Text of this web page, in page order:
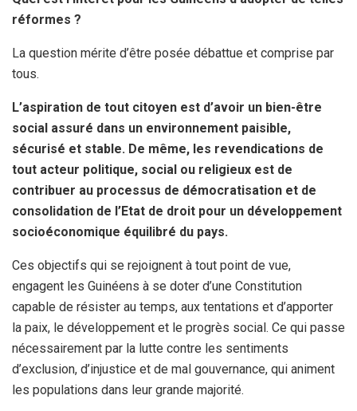
réformes ?
La question mérite d’être posée débattue et comprise par
tous.
L’aspiration de tout citoyen est d’avoir un bien-être
social assuré dans un environnement paisible,
sécurisé et stable. De même, les revendications de
tout acteur politique, social ou religieux est de
contribuer au processus de démocratisation et de
consolidation de l’Etat de droit pour un développement
socioéconomique équilibré du pays.
Ces objectifs qui se rejoignent à tout point de vue,
engagent les Guinéens à se doter d’une Constitution
capable de résister au temps, aux tentations et d’apporter
la paix, le développement et le progrès social. Ce qui passe
nécessairement par la lutte contre les sentiments
d’exclusion, d’injustice et de mal gouvernance, qui animent
les populations dans leur grande majorité.